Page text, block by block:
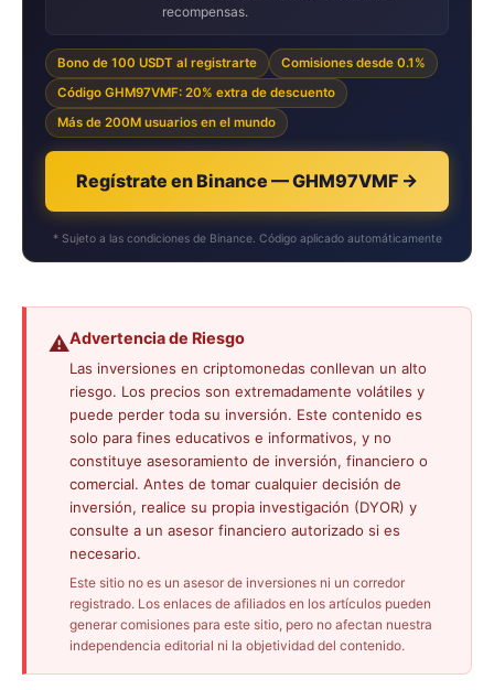
recompensas.
Bono de 100 USDT al registrarte
Comisiones desde 0.1%
Código GHM97VMF: 20% extra de descuento
Más de 200M usuarios en el mundo
Regístrate en Binance — GHM97VMF →
* Sujeto a las condiciones de Binance. Código aplicado automáticamente
⚠️Advertencia de Riesgo
Las inversiones en criptomonedas conllevan un alto
riesgo. Los precios son extremadamente volátiles y
puede perder toda su inversión. Este contenido es
solo para fines educativos e informativos, y no
constituye asesoramiento de inversión, financiero o
comercial. Antes de tomar cualquier decisión de
inversión, realice su propia investigación (DYOR) y
consulte a un asesor financiero autorizado si es
necesario.
Este sitio no es un asesor de inversiones ni un corredor
registrado. Los enlaces de afiliados en los artículos pueden
generar comisiones para este sitio, pero no afectan nuestra
independencia editorial ni la objetividad del contenido.